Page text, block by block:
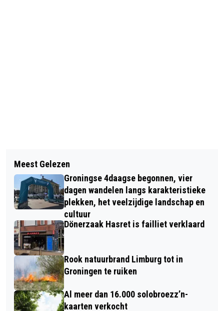
GRONINGEN VRAAGT AANDACHT
VOOR BEWUST OMGAAN MET WATER
SAMENWERKING GEMEENTE EN
BOUWBEDRIJF VOOR AANLEG
TULAPLEIN
Meest Gelezen
Groningse 4daagse begonnen, vier
dagen wandelen langs karakteristieke
plekken, het veelzijdige landschap en
cultuur
Dönerzaak Hasret is failliet verklaard
Rook natuurbrand Limburg tot in
Groningen te ruiken
Al meer dan 16.000 solobroezz’n-
kaarten verkocht